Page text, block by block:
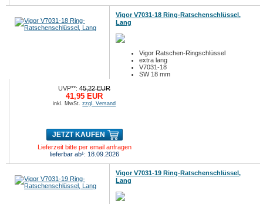
Vigor V7031-18 Ring-Ratschenschlüssel,
Lang
Vigor Ratschen-Ringschlüssel
extra lang
V7031-18
SW 18 mm
UVP**:45,22 EUR
41,95 EUR
inkl. MwSt.zzgl. Versand
JETZT KAUFEN
Lieferzeit bitte per email anfragen
lieferbar ab¹: 18.09.2026
Vigor V7031-19 Ring-Ratschenschlüssel,
Lang